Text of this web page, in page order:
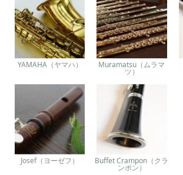
YAMAHA（ヤマハ） Muramatsu（ムラマ
ツ）
Josef（ヨーゼフ） Buffet Crampon（クラ
ンポン）